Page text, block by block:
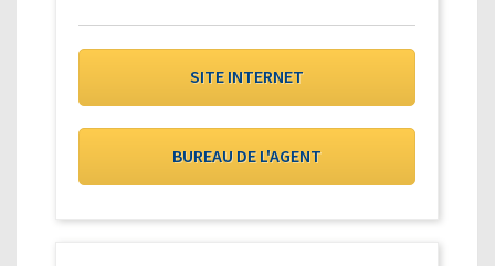
SITE INTERNET
BUREAU DE L'AGENT